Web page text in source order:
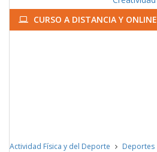
CURSO A DISTANCIA Y ONLINE
Actividad Física y del Deporte Deportes